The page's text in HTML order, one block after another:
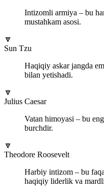
Intizomli armiya – bu
mustahkam asosi.
🔽
Sun Tzu
Haqiqiy askar jangda
bilan yetishadi.
🔽
Julius Caesar
Vatan himoyasi – bu
burchdir.
🔽
Theodore Roosevelt
Harbiy intizom – bu
haqiqiy liderlik va